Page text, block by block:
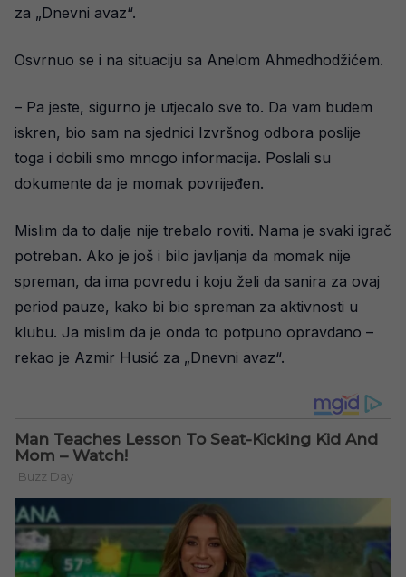
za „Dnevni avaz“.
Osvrnuo se i na situaciju sa Anelom Ahmedhodžićem.
– Pa jeste, sigurno je utjecalo sve to. Da vam budem
iskren, bio sam na sjednici Izvršnog odbora poslije
toga i dobili smo mnogo informacija. Poslali su
dokumente da je momak povrijeđen.
Mislim da to dalje nije trebalo roviti. Nama je svaki igrač
potreban. Ako je još i bilo javljanja da momak nije
spreman, da ima povredu i koju želi da sanira za ovaj
period pauze, kako bi bio spreman za aktivnosti u
klubu. Ja mislim da je onda to potpuno opravdano –
rekao je Azmir Husić za „Dnevni avaz“.